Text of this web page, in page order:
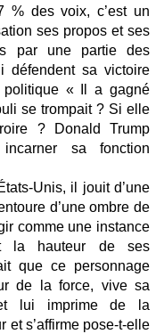
% des voix, c’est un
ses propos et ses
par une partie des
défendent sa victoire
« Il a gagné
se trompait ? Si elle
? Donald Trump
sa fonction
Unis, il jouit d’une
d’une ombre de
comme une instance
la hauteur de ses
que ce personnage
de la force, vive sa
lui imprime de la
et s’affirme pose-t-elle